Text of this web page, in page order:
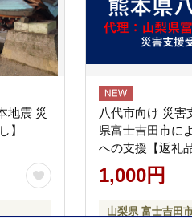
地震 災
】
八代市向け 災
県富士吉田市に
への支援【返礼
1,000円
山梨県 富士吉田